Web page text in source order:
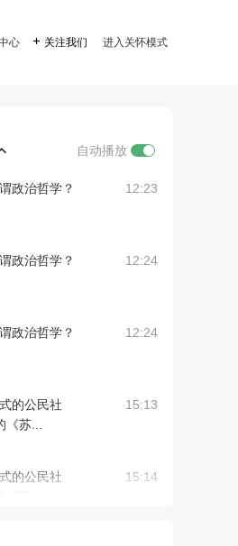
心  关注我们 进入关怀模式
自动播放
政治哲学？
12:23
政治哲学？
12:24
政治哲学？
12:24
的公民社
苏...
15:13
的公民社
15:14